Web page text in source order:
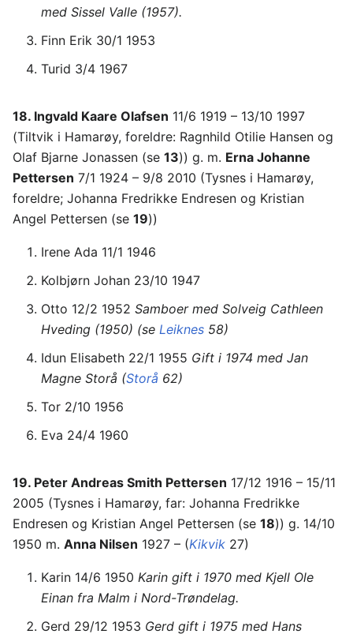
med Sissel Valle (1957).
Finn Erik 30/1 1953
Turid 3/4 1967
18. Ingvald Kaare Olafsen 11/6 1919 – 13/10 1997
(Tiltvik i Hamarøy, foreldre: Ragnhild Otilie Hansen og
Olaf Bjarne Jonassen (se 13)) g. m. Erna Johanne
Pettersen 7/1 1924 – 9/8 2010 (Tysnes i Hamarøy,
foreldre; Johanna Fredrikke Endresen og Kristian
Angel Pettersen (se 19))
Irene Ada 11/1 1946
Kolbjørn Johan 23/10 1947
Otto 12/2 1952 Samboer med Solveig Cathleen
Hveding (1950) (se Leiknes 58)
Idun Elisabeth 22/1 1955 Gift i 1974 med Jan
Magne Storå (Storå 62)
Tor 2/10 1956
Eva 24/4 1960
19. Peter Andreas Smith Pettersen 17/12 1916 – 15/11
2005 (Tysnes i Hamarøy, far: Johanna Fredrikke
Endresen og Kristian Angel Pettersen (se 18)) g. 14/10
1950 m. Anna Nilsen 1927 – (Kikvik 27)
Karin 14/6 1950 Karin gift i 1970 med Kjell Ole
Einan fra Malm i Nord-Trøndelag.
Gerd 29/12 1953 Gerd gift i 1975 med Hans